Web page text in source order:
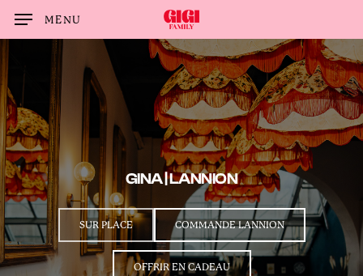
Skip
content
MENU
GINA | LANNION
SUR PLACE COMMANDE LANNION
OFFRIR EN CADEAU